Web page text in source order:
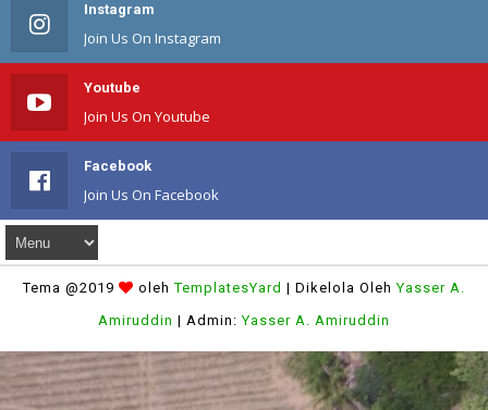
Instagram
Join Us On Instagram
Youtube
Join Us On Youtube
Facebook
Join Us On Facebook
Tema @2019 olehTemplatesYard | Dikelola OlehYasser A.
Amiruddin | Admin:Yasser A. Amiruddin